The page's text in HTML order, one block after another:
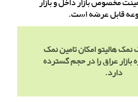
مخصوص بازار داخل و بازار
قابل عرضه است.
هالیتو امکان تامین نمک
بازار عراق را در حجم گسترده
دارد.